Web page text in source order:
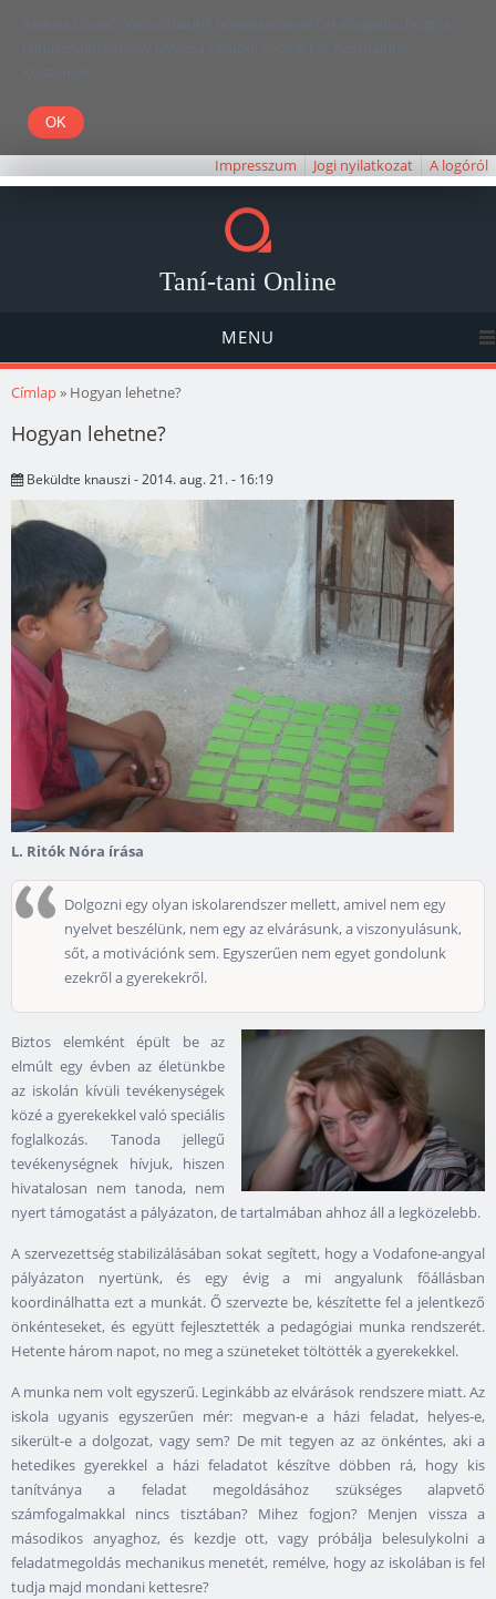
Kedves Olvasó! Weboldalunk böngészésével Ön elfogadja, hogy a
felhasználói élmény javítása céljából cookie-kat használunk.
Köszönjük!
Impresszum Jogi nyilatkozat A logóról
Taní-tani Online
MENU
Jelenlegi hely
Címlap» Hogyan lehetne?
Hogyan lehetne?
Beküldte knauszi - 2014. aug. 21. - 16:19
L. Ritók Nóra írása
Dolgozni egy olyan iskolarendszer mellett, amivel nem egy
nyelvet beszélünk, nem egy az elvárásunk, a viszonyulásunk,
sőt, a motivációnk sem. Egyszerűen nem egyet gondolunk
ezekről a gyerekekről.
Biztos elemként épült be az
elmúlt egy évben az életünkbe
az iskolán kívüli tevékenységek
közé a gyerekekkel való speciális
foglalkozás. Tanoda jellegű
tevékenységnek hívjuk, hiszen
hivatalosan nem tanoda, nem
nyert támogatást a pályázaton, de tartalmában ahhoz áll a legközelebb.
A szervezettség stabilizálásában sokat segített, hogy a Vodafone-angyal
pályázaton nyertünk, és egy évig a mi angyalunk főállásban
koordinálhatta ezt a munkát. Ő szervezte be, készítette fel a jelentkező
önkénteseket, és együtt fejlesztették a pedagógiai munka rendszerét.
Hetente három napot, no meg a szüneteket töltötték a gyerekekkel.
A munka nem volt egyszerű. Leginkább az elvárások rendszere miatt. Az
iskola ugyanis egyszerűen mér: megvan-e a házi feladat, helyes-e,
sikerült-e a dolgozat, vagy sem? De mit tegyen az az önkéntes, aki a
hetedikes gyerekkel a házi feladatot készítve döbben rá, hogy kis
tanítványa a feladat megoldásához szükséges alapvető
számfogalmakkal nincs tisztában? Mihez fogjon? Menjen vissza a
másodikos anyaghoz, és kezdje ott, vagy próbálja belesulykolni a
feladatmegoldás mechanikus menetét, remélve, hogy az iskolában is fel
tudja majd mondani kettesre?